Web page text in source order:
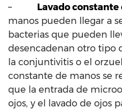
– Lavado constante
manos pueden llegar a
bacterias que pueden
desencadenan otro tipo
la conjuntivitis o el
constante de manos se
que la entrada de
ojos, y el lavado de ojos